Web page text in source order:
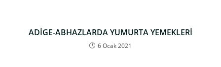
ADİGE-ABHAZLARDA YUMURTA YEMEKLERİ
6 Ocak 2021